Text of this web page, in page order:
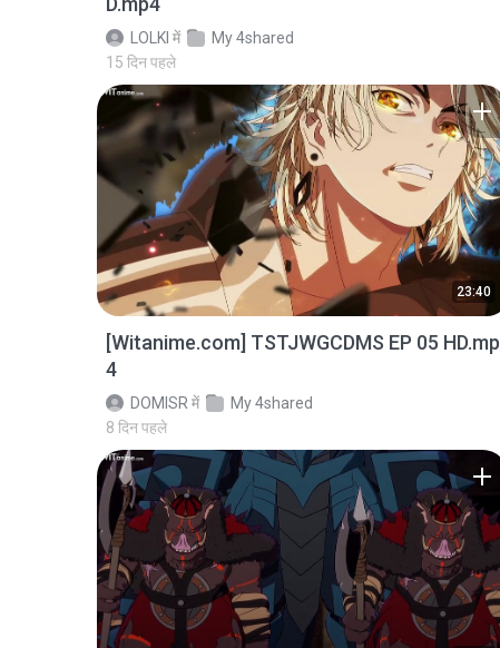
LOLKI में
My 4shared
15 दिन पहले
23:40
[Witanime.com] TSTJWGCDMS EP 05 HD.mp
4
DOMISR में
My 4shared
8 दिन पहले